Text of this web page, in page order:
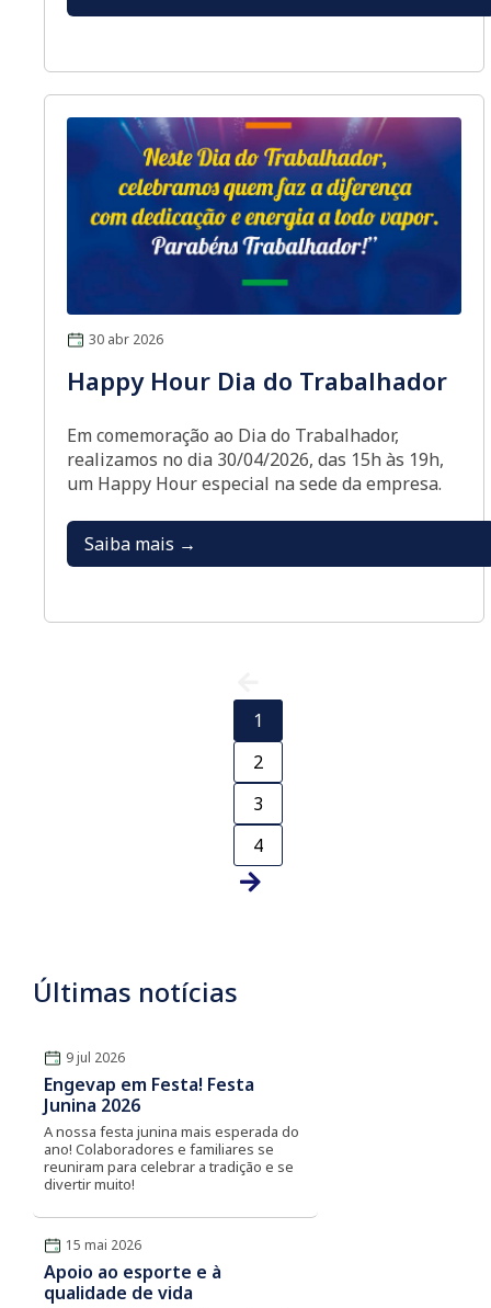
30 abr 2026
Happy Hour Dia do Trabalhador
Em comemoração ao Dia do Trabalhador,
realizamos no dia 30/04/2026, das 15h às 19h,
um Happy Hour especial na sede da empresa.
Saiba mais →
1
2
3
4
Últimas notícias
9 jul 2026
Engevap em Festa! Festa
Junina 2026
A nossa festa junina mais esperada do
ano! Colaboradores e familiares se
reuniram para celebrar a tradição e se
divertir muito!
15 mai 2026
Apoio ao esporte e à
qualidade de vida